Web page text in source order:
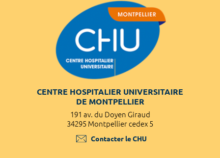
CENTRE HOSPITALIER UNIVERSITAIRE
DE MONTPELLIER
191 av. du Doyen Giraud
34295 Montpellier cedex 5
Contacter le CHU